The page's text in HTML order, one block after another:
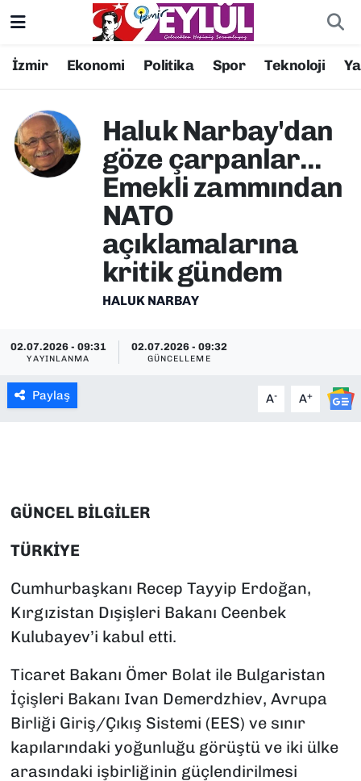
İzmir Ekonomi Politika Spor Teknoloji
Haluk Narbay'dan
göze çarpanlar...
Emekli zammından
NATO
açıklamalarına
kritik gündem
HALUK NARBAY
02.07.2026 - 09:31
YAYINLANMA
02.07.2026 - 09:32
GÜNCELLEME
Paylaş A- A+
GÜNCEL BİLGİLER
TÜRKİYE
Cumhurbaşkanı Recep Tayyip Erdoğan,
Kırgızistan Dışişleri Bakanı Ceenbek
Kulubayev’i kabul etti.
Ticaret Bakanı Ömer Bolat ile Bulgaristan
İçişleri Bakanı Ivan Demerdzhiev, Avrupa
Birliği Giriş/Çıkış Sistemi (EES) ve sınır
kapılarındaki yoğunluğu görüştü ve iki ülke
arasındaki işbirliğinin güçlendirilmesi
Resmi İlanlar
DÜNYA
EKONOMİ
KÜLTÜR SANAT
MAGAZİN
POLİTİKA
SAĞLIK
YAŞAM
YEREL YÖNETİMLER
Konak Nöbetçi Eczaneler
Konak Trafik Yoğunluk Haritası
Süper Lig Puan Durumu ve Fikstür
Tüm Manşetler
Son Dakika Haberleri
Haber Arşivi